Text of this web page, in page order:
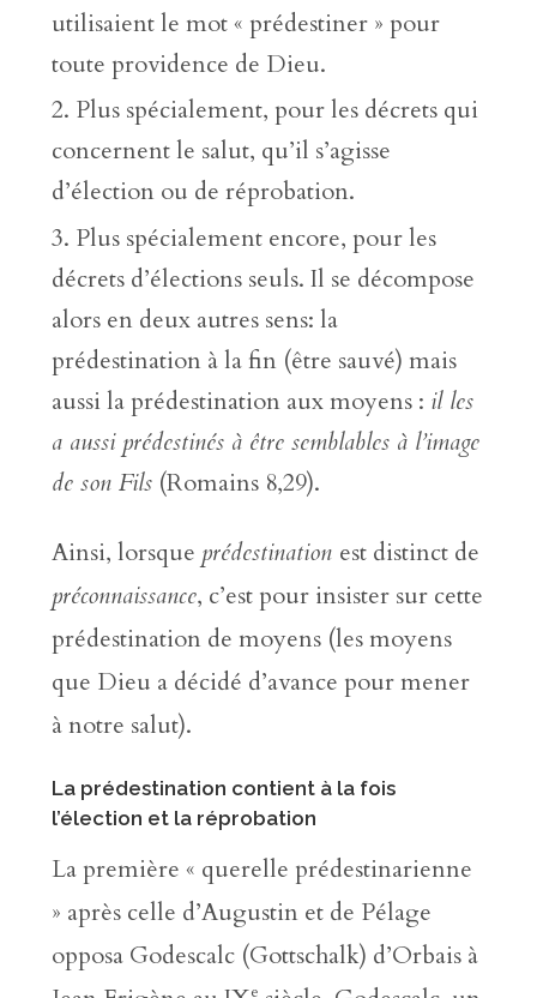
utilisaient le mot « prédestiner » pour
toute providence de Dieu.
Plus spécialement, pour les décrets qui
concernent le salut, qu’il s’agisse
d’élection ou de réprobation.
Plus spécialement encore, pour les
décrets d’élections seuls. Il se décompose
alors en deux autres sens: la
prédestination à la fin (être sauvé) mais
aussi la prédestination aux moyens : il les
a aussi prédestinés à être semblables à l’image
de son Fils(Romains 8,29).
Ainsi, lorsque prédestination est distinct de
préconnaissance, c’est pour insister sur cette
prédestination de moyens (les moyens
que Dieu a décidé d’avance pour mener
à notre salut).
La prédestination contient à la fois
l’élection et la réprobation
La première « querelle prédestinarienne
» après celle d’Augustin et de Pélage
opposa Godescalc (Gottschalk) d’Orbais à
e